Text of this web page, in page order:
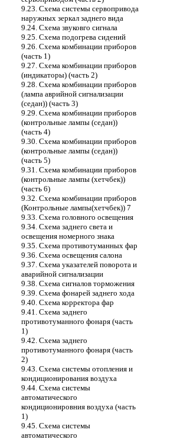
9.23. Схема системы сервопривода
наружных зеркал заднего вида
9.24. Схема звуковго сигнала
9.25. Схема подогрева сидений
9.26. Схема комбинации приборов
(часть 1)
9.27. Схема комбинации приборов
(индикаторы) (часть 2)
9.28. Схема комбинации приборов
(лампа аврийной сигнализации
(седан)) (часть 3)
9.29. Схема комбинации приборов
(контрольные лампы (седан))
(часть 4)
9.30. Схема комбинации приборов
(контрольные лампы (седан))
(часть 5)
9.31. Схема комбинации приборов
(контрольные лампы (хетчбек))
(часть 6)
9.32. Схема комбинации приборов
(Контрольные лампы(хетчбек)) 7
9.33. Схема головного освещения
9.34. Схема заднего света и
освещения номерного знака
9.35. Cхема противотуманных фар
9.36. Cхема освещения салона
9.37. Схема указателей поворота и
аварийной сигнализации
9.38. Cхема сигналов торможения
9.39. Cхема фонарей заднего хода
9.40. Схема корректора фар
9.41. Схема заднего
противотуманного фонаря (часть
1)
9.42. Схема заднего
противотуманного фонаря (часть
2)
9.43. Схема системы отопления и
кондиционирования воздуха
9.44. Схема системы
автоматического
кондиционировния воздуха (часть
1)
9.45. Схема системы
автоматического